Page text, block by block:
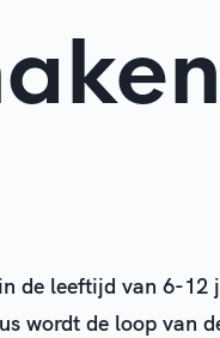
de leeftijd van 6-
wordt de loop van